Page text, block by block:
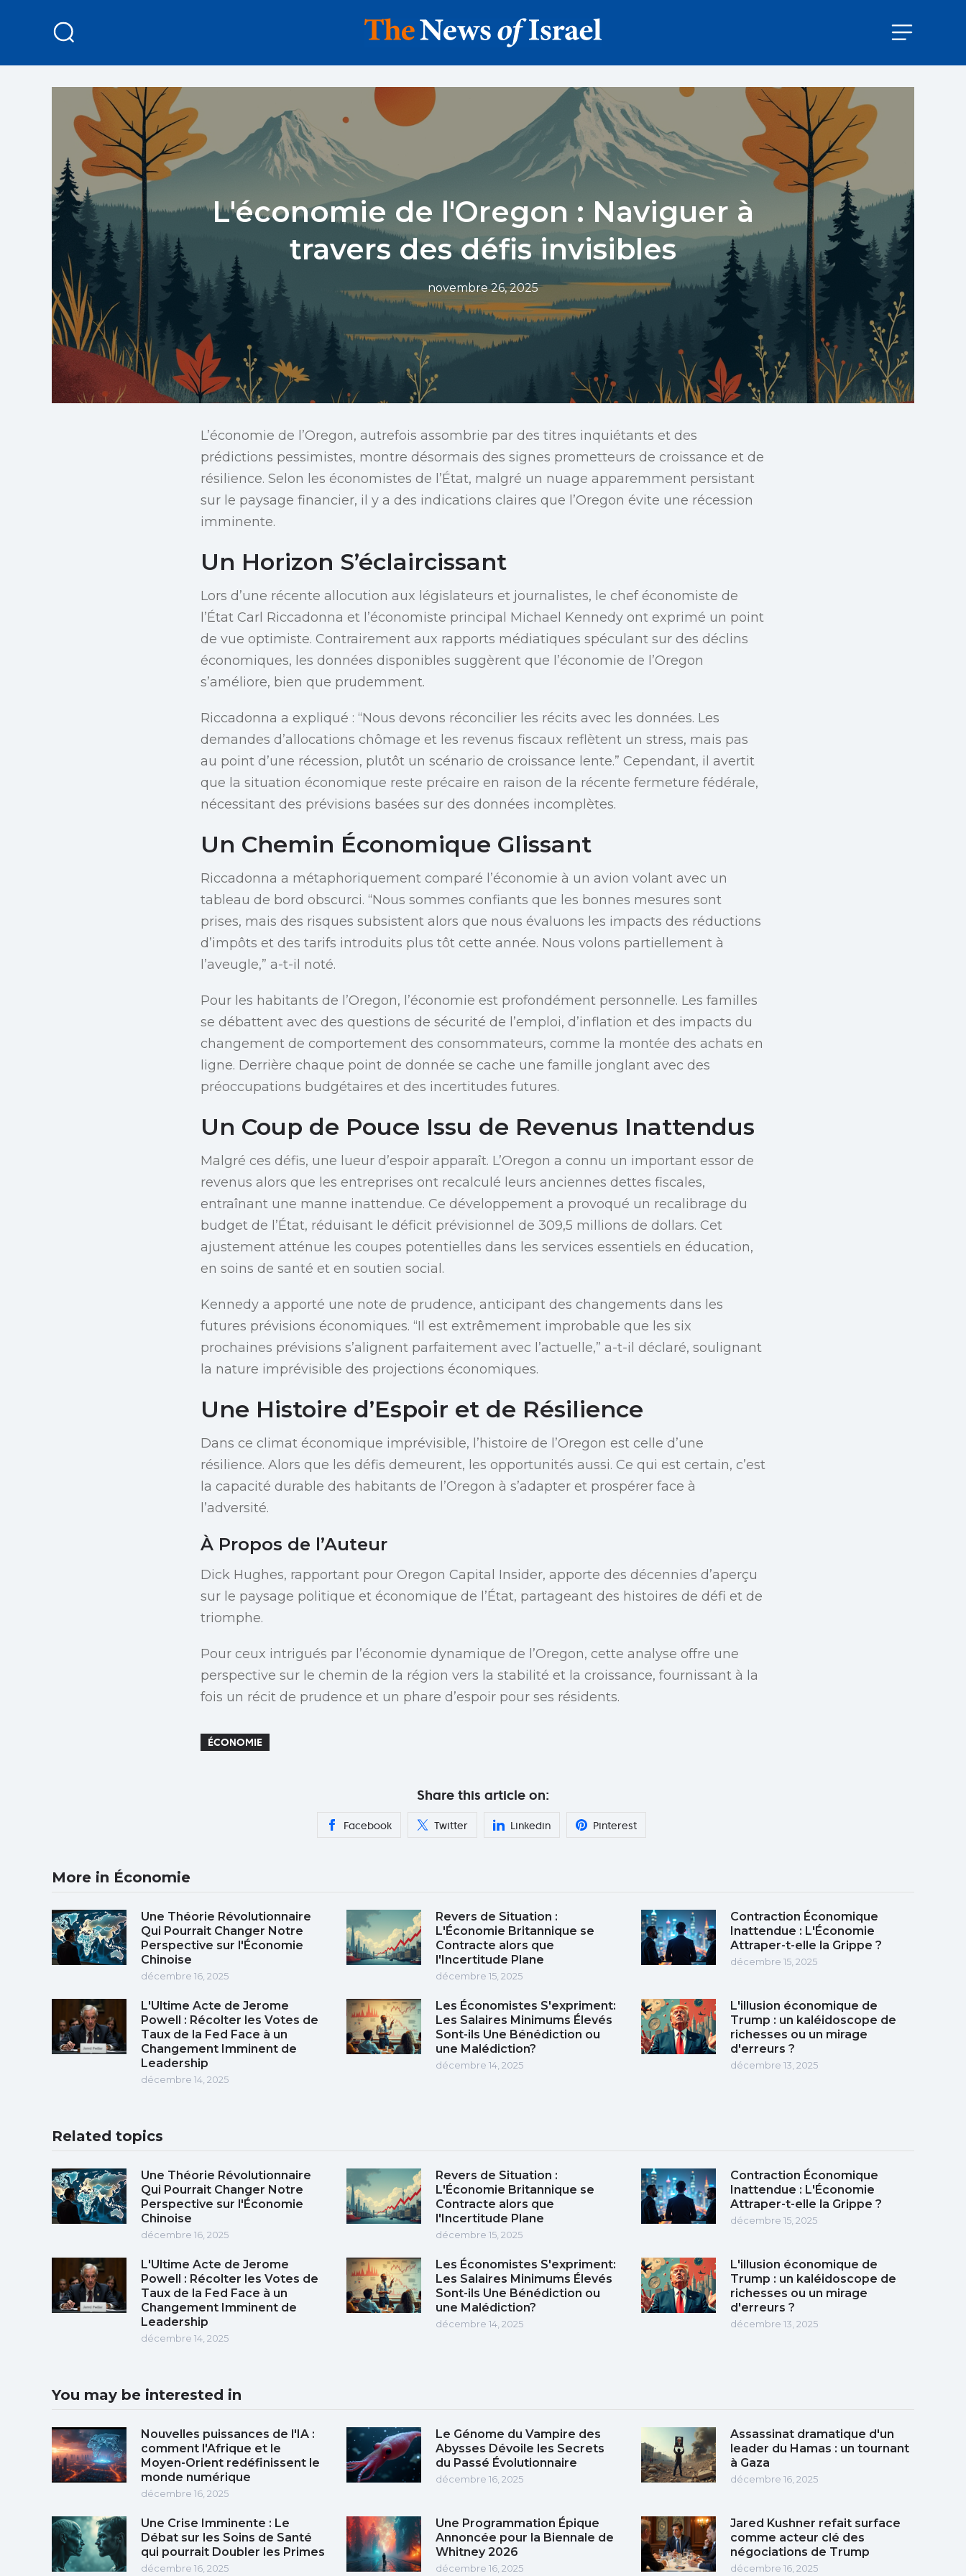
L'économie de l'Oregon : Naviguer à
travers des défis invisibles
novembre 26, 2025
L’économie de l’Oregon, autrefois assombrie par des titres inquiétants et des
prédictions pessimistes, montre désormais des signes prometteurs de croissance et de
résilience. Selon les économistes de l’État, malgré un nuage apparemment persistant
sur le paysage financier, il y a des indications claires que l’Oregon évite une récession
imminente.
Un Horizon S’éclaircissant
Lors d’une récente allocution aux législateurs et journalistes, le chef économiste de
l’État Carl Riccadonna et l’économiste principal Michael Kennedy ont exprimé un point
de vue optimiste. Contrairement aux rapports médiatiques spéculant sur des déclins
économiques, les données disponibles suggèrent que l’économie de l’Oregon
s’améliore, bien que prudemment.
Riccadonna a expliqué : “Nous devons réconcilier les récits avec les données. Les
demandes d’allocations chômage et les revenus fiscaux reflètent un stress, mais pas
au point d’une récession, plutôt un scénario de croissance lente.” Cependant, il avertit
que la situation économique reste précaire en raison de la récente fermeture fédérale,
nécessitant des prévisions basées sur des données incomplètes.
Un Chemin Économique Glissant
Riccadonna a métaphoriquement comparé l’économie à un avion volant avec un
tableau de bord obscurci. “Nous sommes confiants que les bonnes mesures sont
prises, mais des risques subsistent alors que nous évaluons les impacts des réductions
d’impôts et des tarifs introduits plus tôt cette année. Nous volons partiellement à
l’aveugle,” a-t-il noté.
Pour les habitants de l’Oregon, l’économie est profondément personnelle. Les familles
se débattent avec des questions de sécurité de l’emploi, d’inflation et des impacts du
changement de comportement des consommateurs, comme la montée des achats en
ligne. Derrière chaque point de donnée se cache une famille jonglant avec des
préoccupations budgétaires et des incertitudes futures.
Un Coup de Pouce Issu de Revenus Inattendus
Malgré ces défis, une lueur d’espoir apparaît. L’Oregon a connu un important essor de
revenus alors que les entreprises ont recalculé leurs anciennes dettes fiscales,
entraînant une manne inattendue. Ce développement a provoqué un recalibrage du
budget de l’État, réduisant le déficit prévisionnel de 309,5 millions de dollars. Cet
ajustement atténue les coupes potentielles dans les services essentiels en éducation,
en soins de santé et en soutien social.
Kennedy a apporté une note de prudence, anticipant des changements dans les
futures prévisions économiques. “Il est extrêmement improbable que les six
prochaines prévisions s’alignent parfaitement avec l’actuelle,” a-t-il déclaré, soulignant
la nature imprévisible des projections économiques.
Une Histoire d’Espoir et de Résilience
Dans ce climat économique imprévisible, l’histoire de l’Oregon est celle d’une
résilience. Alors que les défis demeurent, les opportunités aussi. Ce qui est certain, c’est
la capacité durable des habitants de l’Oregon à s’adapter et prospérer face à
l’adversité.
À Propos de l’Auteur
Dick Hughes, rapportant pour Oregon Capital Insider, apporte des décennies d’aperçu
sur le paysage politique et économique de l’État, partageant des histoires de défi et de
triomphe.
Pour ceux intrigués par l’économie dynamique de l’Oregon, cette analyse offre une
perspective sur le chemin de la région vers la stabilité et la croissance, fournissant à la
fois un récit de prudence et un phare d’espoir pour ses résidents.
ÉCONOMIE
Share this article on:
Facebook Twitter Linkedin Pinterest
More in Économie
Une Théorie Révolutionnaire
Qui Pourrait Changer Notre
Perspective sur l'Économie
Chinoise
décembre 16, 2025
Revers de Situation :
L'Économie Britannique se
Contracte alors que
l'Incertitude Plane
décembre 15, 2025
Contraction Économique
Inattendue : L'Économie
Attraper-t-elle la Grippe ?
décembre 15, 2025
L'Ultime Acte de Jerome
Powell : Récolter les Votes de
Taux de la Fed Face à un
Changement Imminent de
Leadership
décembre 14, 2025
Les Économistes S'expriment:
Les Salaires Minimums Élevés
Sont-ils Une Bénédiction ou
une Malédiction?
décembre 14, 2025
L'illusion économique de
Trump : un kaléidoscope de
richesses ou un mirage
d'erreurs ?
décembre 13, 2025
Related topics
Une Théorie Révolutionnaire
Qui Pourrait Changer Notre
Perspective sur l'Économie
Chinoise
décembre 16, 2025
Revers de Situation :
L'Économie Britannique se
Contracte alors que
l'Incertitude Plane
décembre 15, 2025
Contraction Économique
Inattendue : L'Économie
Attraper-t-elle la Grippe ?
décembre 15, 2025
L'Ultime Acte de Jerome
Powell : Récolter les Votes de
Taux de la Fed Face à un
Changement Imminent de
Leadership
décembre 14, 2025
Les Économistes S'expriment:
Les Salaires Minimums Élevés
Sont-ils Une Bénédiction ou
une Malédiction?
décembre 14, 2025
L'illusion économique de
Trump : un kaléidoscope de
richesses ou un mirage
d'erreurs ?
décembre 13, 2025
You may be interested in
Nouvelles puissances de l'IA :
comment l'Afrique et le
Moyen-Orient redéfinissent le
monde numérique
décembre 16, 2025
Le Génome du Vampire des
Abysses Dévoile les Secrets
du Passé Évolutionnaire
décembre 16, 2025
Assassinat dramatique d'un
leader du Hamas : un tournant
à Gaza
décembre 16, 2025
Une Crise Imminente : Le
Débat sur les Soins de Santé
qui pourrait Doubler les Primes
décembre 16, 2025
Une Programmation Épique
Annoncée pour la Biennale de
Whitney 2026
décembre 16, 2025
Jared Kushner refait surface
comme acteur clé des
négociations de Trump
décembre 16, 2025